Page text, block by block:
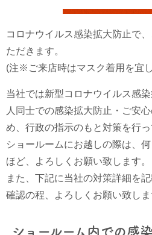
コロナウイルス感染拡大防止で
ただきます。
(注※ご来店時はマスク着用を宜
当社では新型コロナウイルス感
人同士での感染拡大防止・ご安
め、行政の指示のもと対策を行っ
ショールームにお越しの際は、
ほど、よろしくお願い致します。
また、下記に当社の対策詳細を
確認の程、よろしくお願い致しま
ショールーム内での感